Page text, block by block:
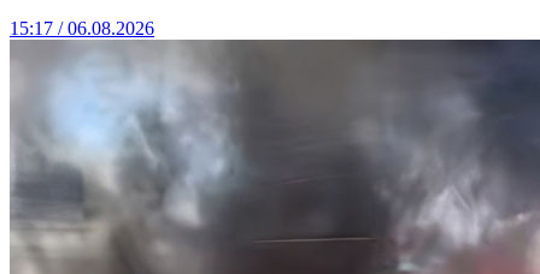
15:17 / 06.08.2026